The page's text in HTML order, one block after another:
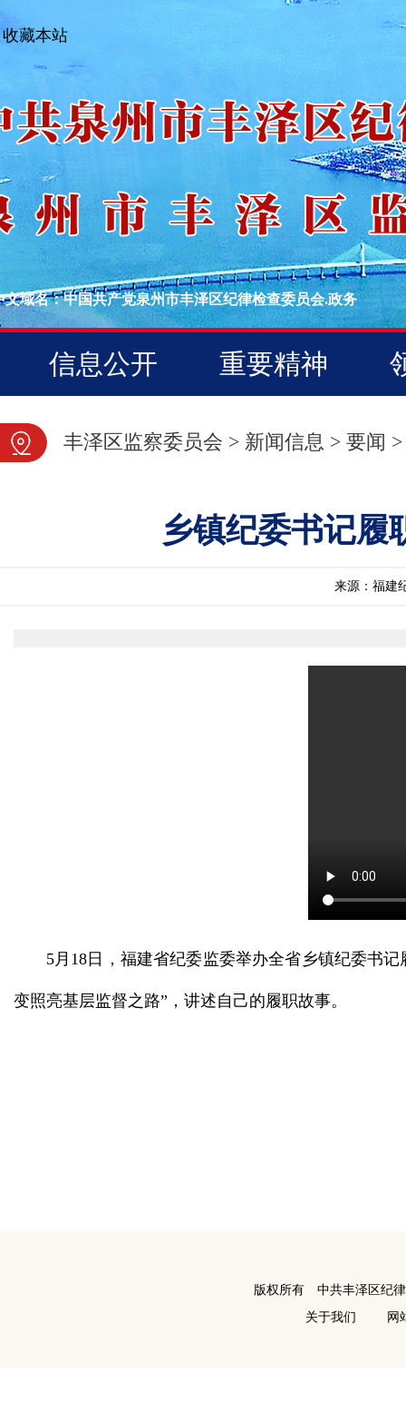
收藏本站
文域名：中国共产党泉州市丰泽区纪律检查委员会.政务
信息公开 重要精神
图片新闻
丰泽区监察委员会 > 新闻信息 > 要闻 >
乡镇纪委书记履
来源：福建
5月18日，福建省纪委监委举办全省乡镇纪委书
变照亮基层监督之路”，讲述自己的履职故事。
版权所有 中共丰泽区纪
关于我们
网